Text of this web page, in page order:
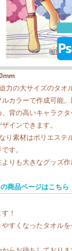
力の大サイズのタオ
カラーで作成可能
背の高いキャラク
インできます。
り素材はポリエステ
す。
りも大きなグッズ
商品ページはこちら
！
すくなったタオル